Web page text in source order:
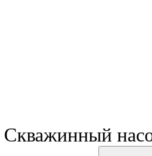
Скважинный